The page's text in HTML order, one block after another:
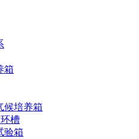
箱
候培养箱
槽
验箱